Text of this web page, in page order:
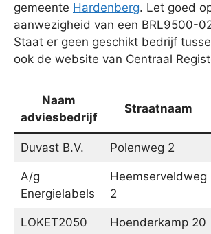
gemeente Hardenberg. Let goed
aanwezigheid van een BRL9500-
Staat er geen geschikt bedrijf
ook de website van Centraal
Naam
adviesbedrijf
Straatnaam
Duvast B.V. Polenweg 2
A/g
Energielabels
Heemserveldweg
2
LOKET2050 Hoenderkamp 20